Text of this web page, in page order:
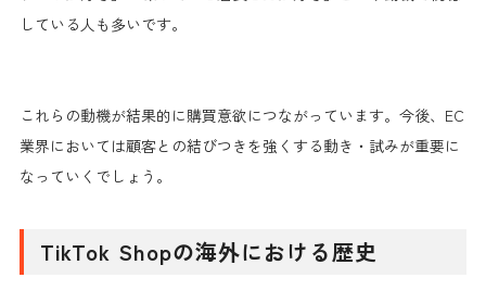
している人も多いです。
これらの動機が結果的に購買意欲につながっています。今後、EC
業界においては顧客との結びつきを強くする動き・試みが重要に
なっていくでしょう。
TikTok Shopの海外における歴史